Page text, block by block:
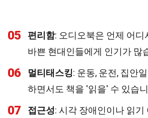
05 편리함: 오디오북은 언제 어디
바쁜 현대인들에게 인기가 많
06 멀티태스킹: 운동, 운전, 집안
하면서도 책을 '읽을' 수 있습
07 접근성: 시각 장애인이나 읽기